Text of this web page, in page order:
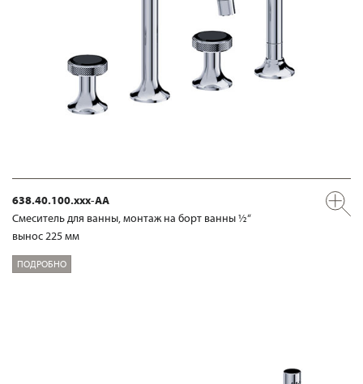
638.40.100.xxx-AA
Смеситель для ванны, монтаж на борт ванны ½“
вынос 225 мм
ПОДРОБНО